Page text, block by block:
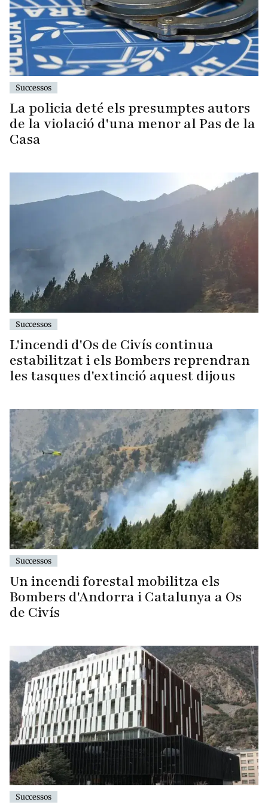
Successos
La policia deté els presumptes autors
de la violació d'una menor al Pas de la
Casa
Successos
L'incendi d'Os de Civís continua
estabilitzat i els Bombers reprendran
les tasques d'extinció aquest dijous
Successos
Un incendi forestal mobilitza els
Bombers d'Andorra i Catalunya a Os
de Civís
Successos